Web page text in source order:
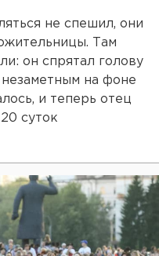
не спешил, они
Там
он спрятал голову
на фоне
и теперь отец
суток